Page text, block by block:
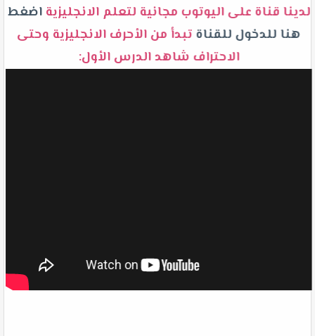
لدينا قناة على اليوتوب مجانية لتعلم الانجليزيةاضغط
هنا للدخول للقناة تبدأ من الأحرف الانجليزية وحتى
الاحتراف شاهد الدرس الأول: